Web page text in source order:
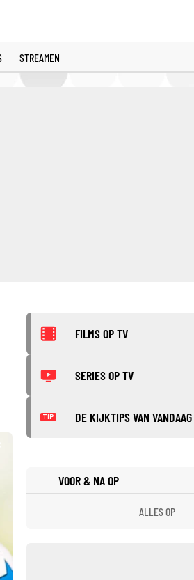
STREAMEN
FILMS OP TV
SERIES OP TV
TIP DE KIJKTIPS VAN VANDAAG
VOOR & NA OP
ALLES OP